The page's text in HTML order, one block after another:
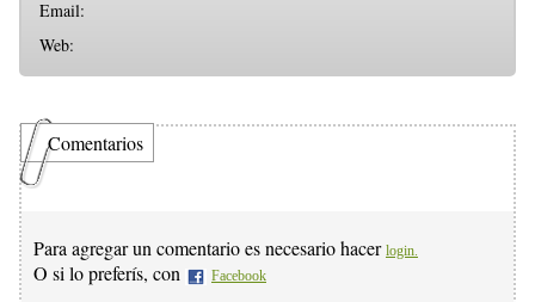
Email:
Web:
Comentarios
Para agregar un comentario es necesario hacer login.
O si lo preferís, con Facebook